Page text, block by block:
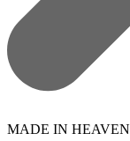
MADE IN HEAVEN